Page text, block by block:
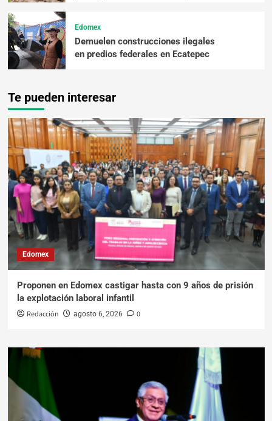
Edomex
Demuelen construcciones ilegales
en predios federales en Ecatepec
Te pueden interesar
Edomex
Proponen en Edomex castigar hasta con 9 años de prisión
la explotación laboral infantil
Redacción agosto 6, 2026 0